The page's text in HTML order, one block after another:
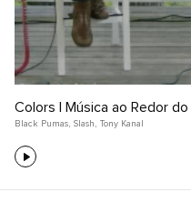
Colors | Música ao Redor do
Black Pumas, Slash , Tony Kanal